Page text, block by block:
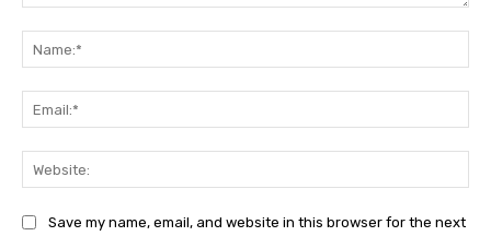
Save my name, email, and website in this browser for the next